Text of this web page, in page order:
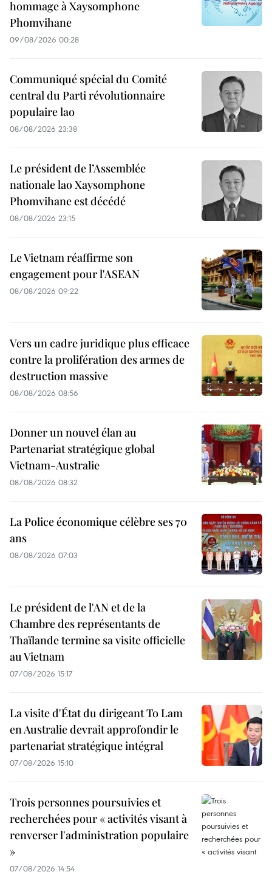
hommage à Xaysomphone
Phomvihane
09/08/2026 00:28
Communiqué spécial du Comité
central du Parti révolutionnaire
populaire lao
08/08/2026 23:38
Le président de l’Assemblée
nationale lao Xaysomphone
Phomvihane est décédé
08/08/2026 23:15
Le Vietnam réaffirme son
engagement pour l'ASEAN
08/08/2026 09:22
Vers un cadre juridique plus efficace
contre la prolifération des armes de
destruction massive
08/08/2026 08:56
Donner un nouvel élan au
Partenariat stratégique global
Vietnam-Australie
08/08/2026 08:32
La Police économique célèbre ses 70
ans
08/08/2026 07:03
Le président de l'AN et de la
Chambre des représentants de
Thaïlande termine sa visite officielle
au Vietnam
07/08/2026 15:17
La visite d'État du dirigeant To Lam
en Australie devrait approfondir le
partenariat stratégique intégral
07/08/2026 15:10
Trois personnes poursuivies et
recherchées pour « activités visant à
renverser l'administration populaire
»
07/08/2026 14:54